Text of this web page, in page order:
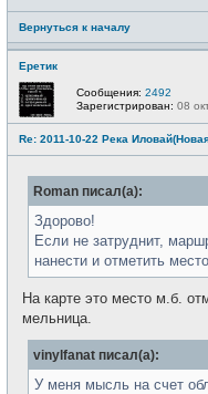
Вернуться к началу
Еретик
Сообщения: 2492
Зарегистрирован: 08
Re: 2011-10-22 Река
Roman писал(а):
Здорово!
Если не затруднит,
нанести и отметить
На карте это место м.б.
мельница.
vinylfanat писал(а):
У меня мысль на счет